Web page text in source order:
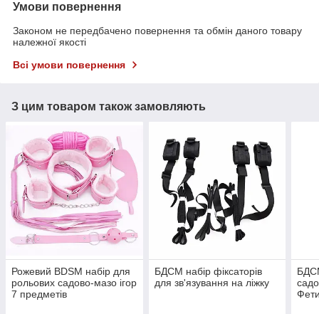
Умови повернення
Законом не передбачено повернення та обмін даного товару
належної якості
Всі умови повернення
З цим товаром також замовляють
Рожевий BDSM набір для
рольових садово-мазо ігор
7 предметів
БДСМ набір фіксаторів
для зв'язування на ліжку